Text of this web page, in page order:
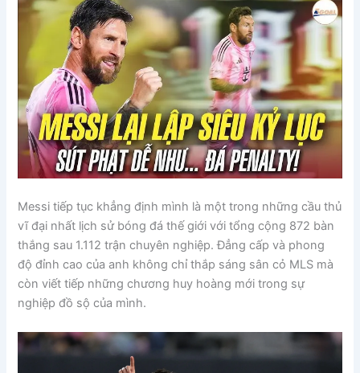
Messi tiếp tục khẳng định mình là một trong những cầu thủ
vĩ đại nhất lịch sử bóng đá thế giới với tổng cộng 872 bàn
thắng sau 1.112 trận chuyên nghiệp. Đẳng cấp và phong
độ đỉnh cao của anh không chỉ thắp sáng sân cỏ MLS mà
còn viết tiếp những chương huy hoàng mới trong sự
nghiệp đồ sộ của mình.